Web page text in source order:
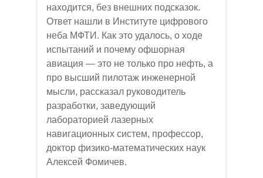
находится, без внешних подсказок.
Ответ нашли в Институте цифрового
неба МФТИ. Как это удалось, о ходе
испытаний и почему офшорная
авиация — это не только про нефть, а
про высший пилотаж инженерной
мысли, рассказал руководитель
разработки, заведующий
лабораторией лазерных
навигационных систем, профессор,
доктор физико-математических наук
Алексей Фомичев.